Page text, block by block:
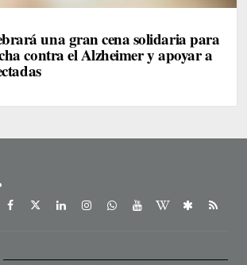
una gran cena solidaria para
contra el Alzheimer y apoyar a